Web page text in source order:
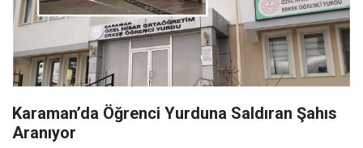
Karaman’da Öğrenci Yurduna Saldıran Şahıs
Aranıyor